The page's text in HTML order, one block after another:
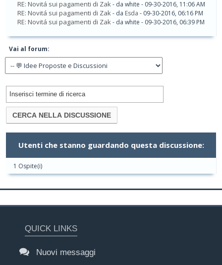
RE: Novitá sui pagamenti di Zak- da white - 09-30-2016, 11:06 AM
RE: Novitá sui pagamenti di Zak- da Esda - 09-30-2016, 06:16 PM
RE: Novitá sui pagamenti di Zak- da white - 09-30-2016, 06:39 PM
Vai al forum:
Utenti che stanno guardando questa discussione:
1 Ospite(i)
QUICK LINKS
Nuovi messaggi